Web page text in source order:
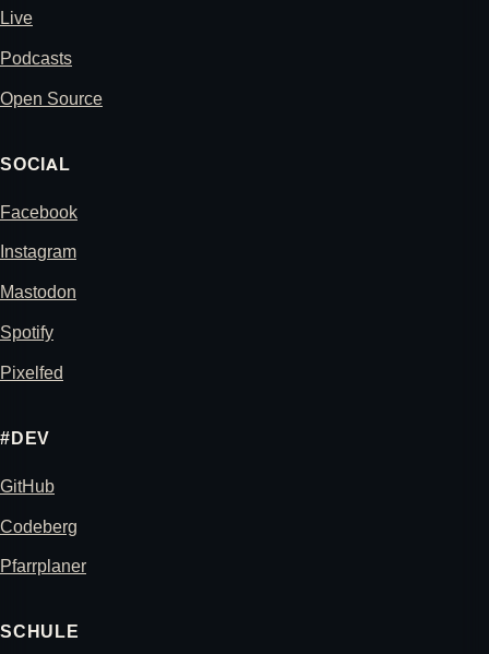
Live
Podcasts
Open Source
SOCIAL
Facebook
Instagram
Mastodon
Spotify
Pixelfed
#DEV
GitHub
Codeberg
Pfarrplaner
SCHULE